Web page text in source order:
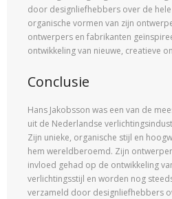
door designliefhebbers over de
organische vormen van zijn
ontwerpers en fabrikanten
ontwikkeling van nieuwe, creatieve
Conclusie
Hans Jakobsson was een van de
uit de Nederlandse
Zijn unieke, organische stijl en
hem wereldberoemd. Zijn
invloed gehad op de ontwikkeling
verlichtingsstijl en worden nog
verzameld door designliefhebbers